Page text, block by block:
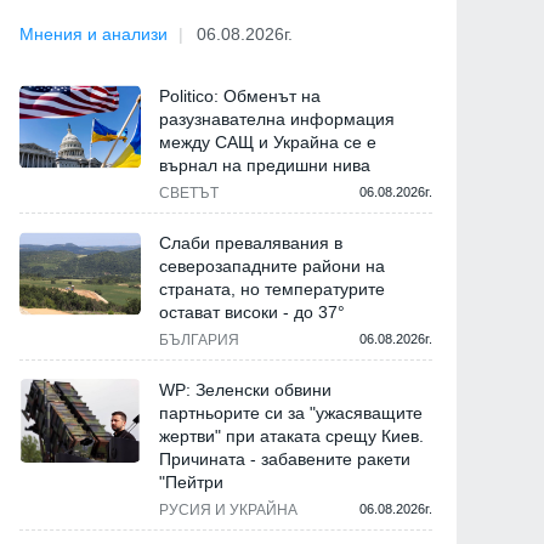
Мнения и анализи 06.08.2026г.
Politico: Обменът на
разузнавателна информация
между САЩ и Украйна се е
върнал на предишни нива
СВЕТЪТ 06.08.2026г.
Слаби превалявания в
северозападните райони на
страната, но температурите
остават високи - до 37°
БЪЛГАРИЯ 06.08.2026г.
WP: Зеленски обвини
партньорите си за "ужасяващите
жертви" при атаката срещу Киев.
Причината - забавените ракети
"Пейтри
РУСИЯ И УКРАЙНА 06.08.2026г.